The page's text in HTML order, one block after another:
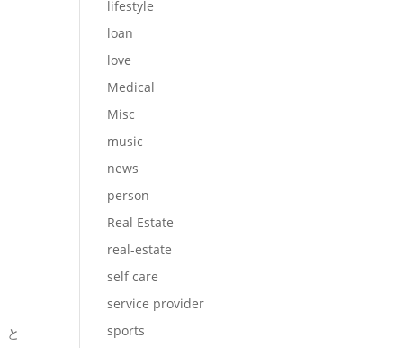
と
lifestyle
loan
love
Medical
Misc
music
news
person
Real Estate
real-estate
self care
service provider
sports